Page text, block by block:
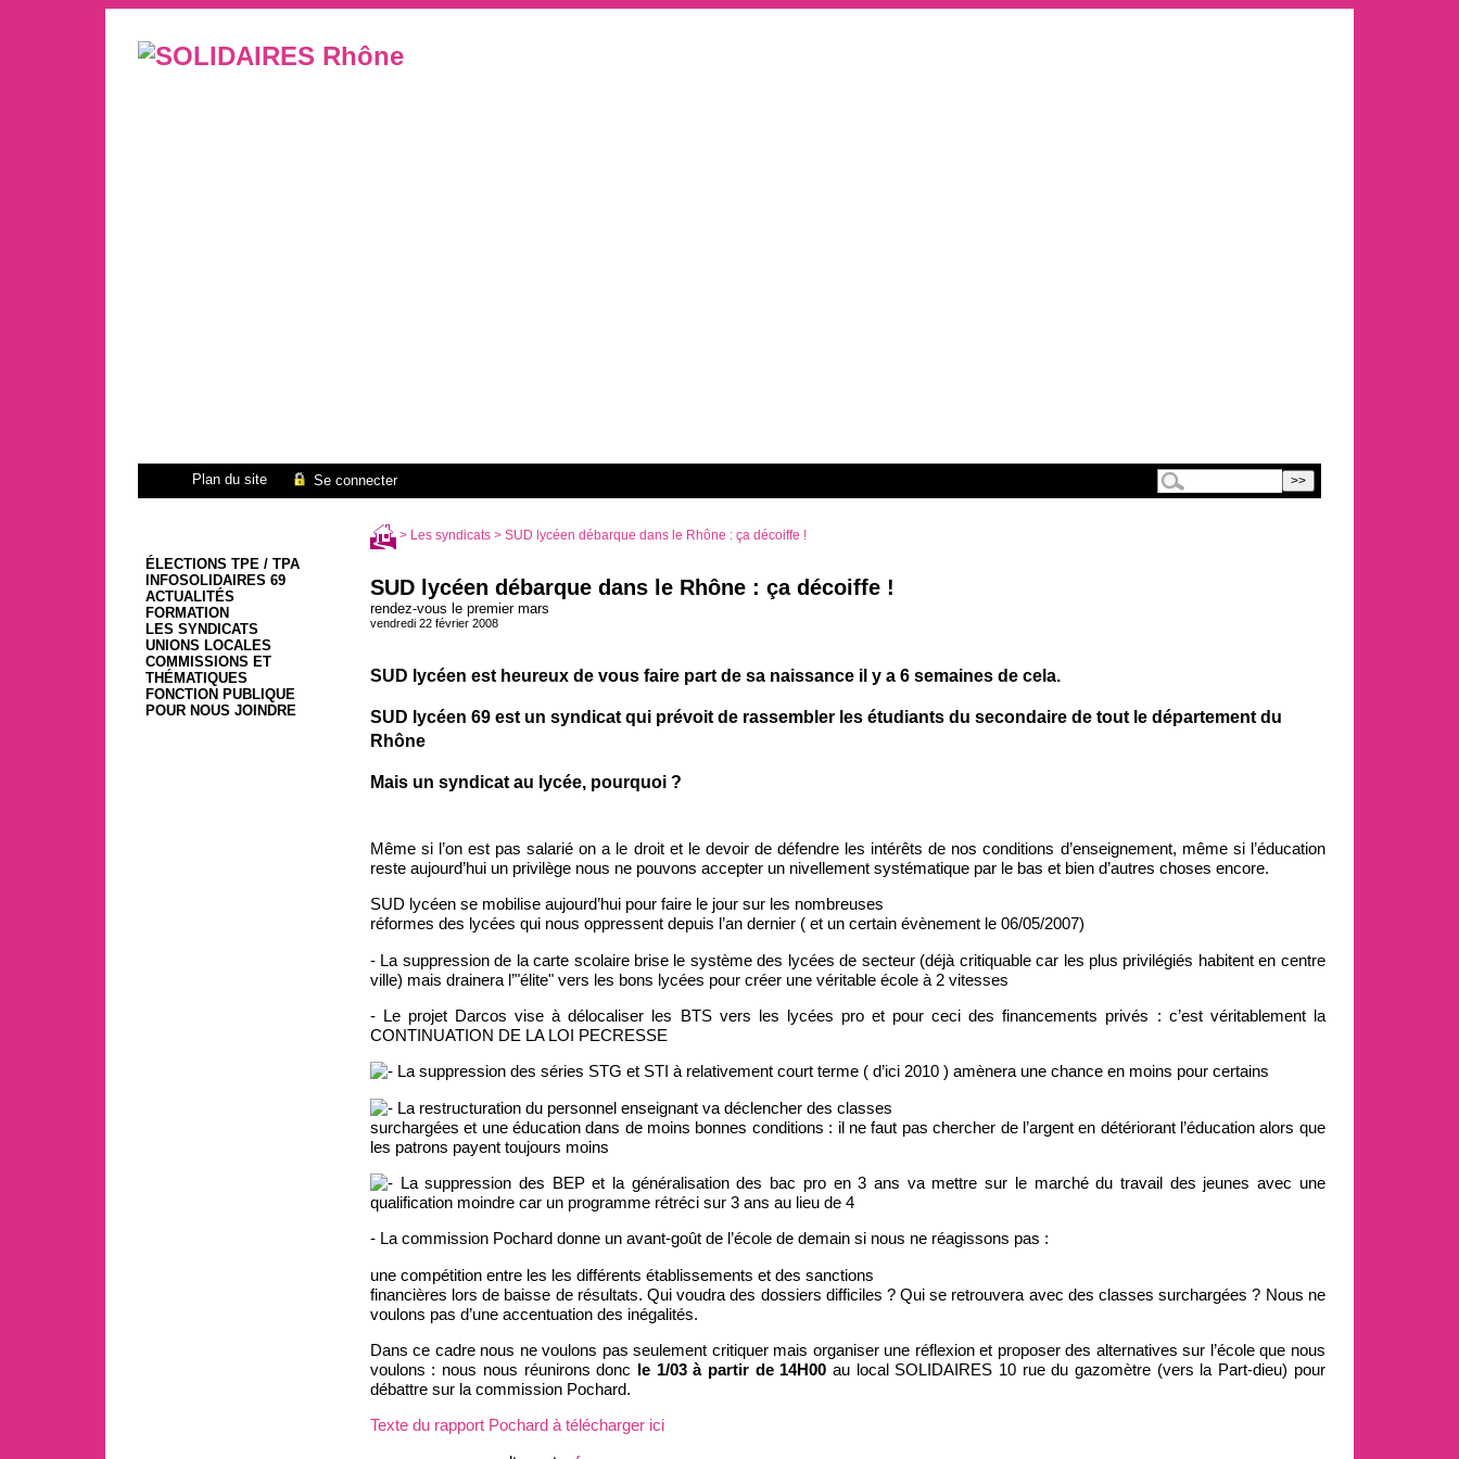
Plan du site Se connecter
ÉLECTIONS TPE / TPA
INFOSOLIDAIRES 69
ACTUALITÉS
FORMATION
LES SYNDICATS
UNIONS LOCALES
COMMISSIONS ET
THÉMATIQUES
FONCTION PUBLIQUE
POUR NOUS JOINDRE
> Les syndicats> SUD lycéen débarque dans le Rhône : ça décoiffe !
SUD lycéen débarque dans le Rhône : ça décoiffe !
rendez-vous le premier mars
vendredi 22 février 2008
SUD lycéen est heureux de vous faire part de sa naissance il y a 6 semaines de cela.
SUD lycéen 69 est un syndicat qui prévoit de rassembler les étudiants du secondaire de tout le département du
Rhône
Mais un syndicat au lycée, pourquoi ?
Même si l’on est pas salarié on a le droit et le devoir de défendre les intérêts de nos conditions d’enseignement, même si l’éducation
reste aujourd’hui un privilège nous ne pouvons accepter un nivellement systématique par le bas et bien d’autres choses encore.
SUD lycéen se mobilise aujourd’hui pour faire le jour sur les nombreuses
réformes des lycées qui nous oppressent depuis l’an dernier ( et un certain évènement le 06/05/2007)
- La suppression de la carte scolaire brise le système des lycées de secteur (déjà critiquable car les plus privilégiés habitent en centre
ville) mais drainera l’"élite" vers les bons lycées pour créer une véritable école à 2 vitesses
- Le projet Darcos vise à délocaliser les BTS vers les lycées pro et pour ceci des financements privés : c’est véritablement la
CONTINUATION DE LA LOI PECRESSE
La suppression des séries STG et STI à relativement court terme ( d’ici 2010 ) amènera une chance en moins pour certains
La restructuration du personnel enseignant va déclencher des classes
surchargées et une éducation dans de moins bonnes conditions : il ne faut pas chercher de l’argent en détériorant l’éducation alors que
les patrons payent toujours moins
La suppression des BEP et la généralisation des bac pro en 3 ans va mettre sur le marché du travail des jeunes avec une
qualification moindre car un programme rétréci sur 3 ans au lieu de 4
- La commission Pochard donne un avant-goût de l’école de demain si nous ne réagissons pas :
une compétition entre les les différents établissements et des sanctions
financières lors de baisse de résultats. Qui voudra des dossiers difficiles ? Qui se retrouvera avec des classes surchargées ? Nous ne
voulons pas d’une accentuation des inégalités.
Dans ce cadre nous ne voulons pas seulement critiquer mais organiser une réflexion et proposer des alternatives sur l’école que nous
voulons : nous nous réunirons donc le 1/03 à partir de 14H00 au local SOLIDAIRES 10 rue du gazomètre (vers la Part-dieu) pour
débattre sur la commission Pochard.
Texte du rapport Pochard à télécharger ici